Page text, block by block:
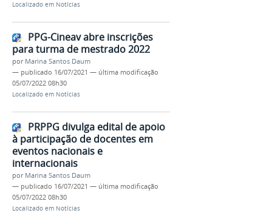
Localizado em Notícias
PPG-Cineav abre inscrições
para turma de mestrado 2022
por Marina Santos Daum
— publicado 16/07/2021 — última modificação
05/07/2022 08h30
Localizado em Notícias
PRPPG divulga edital de apoio
à participação de docentes em
eventos nacionais e
internacionais
por Marina Santos Daum
— publicado 16/07/2021 — última modificação
05/07/2022 08h30
Localizado em Notícias